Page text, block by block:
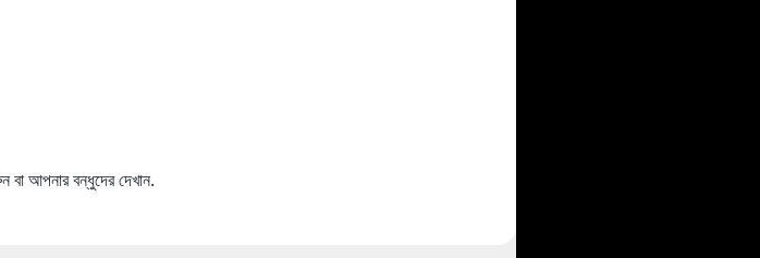
আপনার বন্ধুদের দেখান.